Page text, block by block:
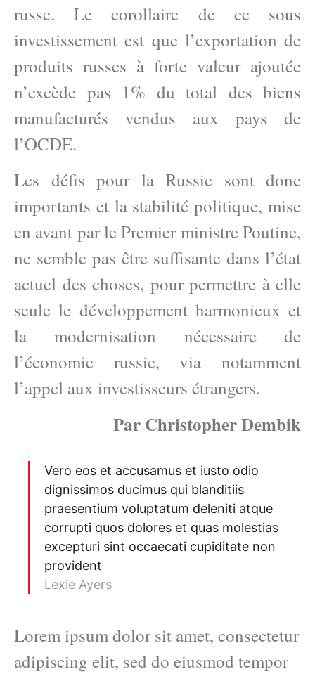
russe. Le corollaire de ce sous
investissement est que l’exportation de
produits russes à forte valeur ajoutée
n’excède pas 1% du total des biens
manufacturés vendus aux pays de
l’OCDE.
Les défis pour la Russie sont donc
importants et la stabilité politique, mise
en avant par le Premier ministre Poutine,
ne semble pas être suffisante dans l’état
actuel des choses, pour permettre à elle
seule le développement harmonieux et
la modernisation nécessaire de
l’économie russie, via notamment
l’appel aux investisseurs étrangers.
Par Christopher Dembik
Vero eos et accusamus et iusto odio
dignissimos ducimus qui blanditiis
praesentium voluptatum deleniti atque
corrupti quos dolores et quas molestias
excepturi sint occaecati cupiditate non
provident
Lexie Ayers
Lorem ipsum dolor sit amet, consectetur
adipiscing elit, sed do eiusmod tempor